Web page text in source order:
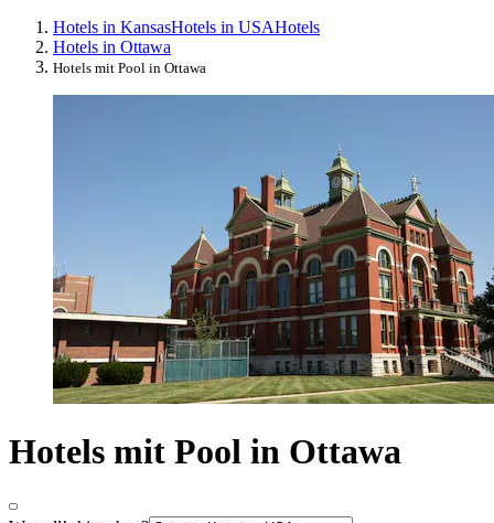
Hotels in KansasHotels in USAHotels
Hotels in Ottawa
Hotels mit Pool in Ottawa
Hotels mit Pool in Ottawa